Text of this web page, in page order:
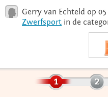
Login
Gerry van Echteld op
Zwerfsport in de